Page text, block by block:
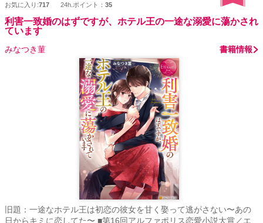
お気に入り:717 24h.ポイント： 35
利害一致婚のはずですが、ホテル王の一途な溺愛に蕩かされ
ています
みなつき菫 書籍情報
旧題：一途なホテル王は初恋の彼女を甘く娶って逃がさない〜あの
日からキミに恋してた〜 ■第16回アルファポリス恋愛小説大賞／エ